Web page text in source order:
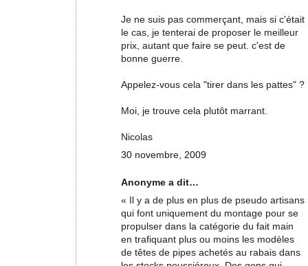
Je ne suis pas commerçant, mais si c'était
le cas, je tenterai de proposer le meilleur
prix, autant que faire se peut. c'est de
bonne guerre.
Appelez-vous cela "tirer dans les pattes" ?
Moi, je trouve cela plutôt marrant.
Nicolas
30 novembre, 2009
Anonyme a dit…
« Il y a de plus en plus de pseudo artisans
qui font uniquement du montage pour se
propulser dans la catégorie du fait main
en trafiquant plus ou moins les modèles
de têtes de pipes achetés au rabais dans